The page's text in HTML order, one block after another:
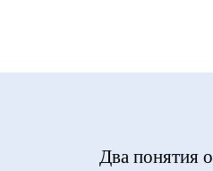
Два понятия